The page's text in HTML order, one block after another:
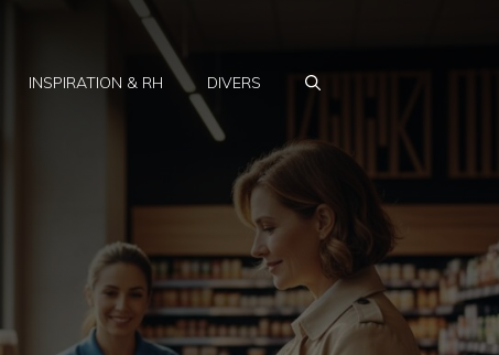
INSPIRATION & RH DIVERS